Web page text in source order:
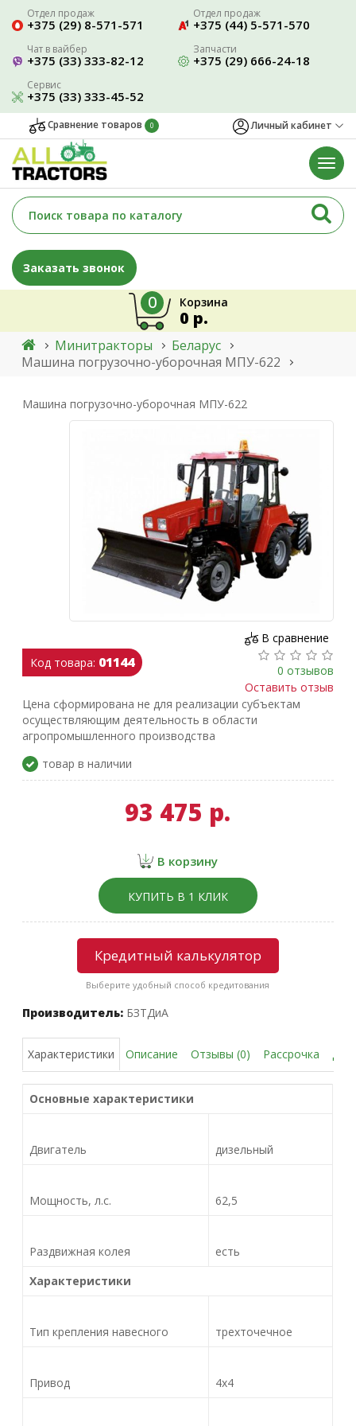
Отдел продаж
+375 (29) 8-571-571
Отдел продаж
+375 (44) 5-571-570
Чат в вайбер
+375 (33) 333-82-12
Запчасти
+375 (29) 666-24-18
Сервис
+375 (33) 333-45-52
Сравнение товаров 0 Личный кабинет
Заказать звонок
Корзина
0
0 р.
Минитракторы
Беларус
Машина погрузочно-уборочная МПУ-622
Машина погрузочно-уборочная МПУ-622
Код товара: 01144
В сравнение
0 отзывов
Оставить отзыв
Цена сформирована не для реализации субъектам
осуществляющим деятельность в области
агропромышленного производства
товар в наличии
93 475 р.
В корзину
КУПИТЬ В 1 КЛИК
Кредитный калькулятор
Выберите удобный способ кредитования
Производитель: БЗТДиА
Характеристики Описание Отзывы (0) Рассрочка
Основные характеристики
Двигатель дизельный
Мощность, л.с. 62,5
Раздвижная колея
есть
Характеристики
Тип крепления навесного трехточечное
Привод 4х4